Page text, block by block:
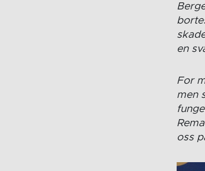
en
For
men
oss